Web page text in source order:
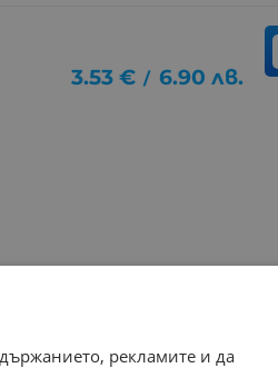
3.53 € / 6.90 лв.
рекламите и да